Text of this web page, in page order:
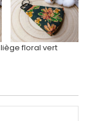
floral vert